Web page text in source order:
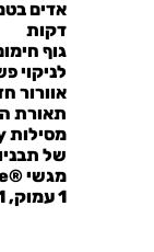
דקות
גוף
לניקוי
אוורור
תאורת
מסילות EasyEntry
של
מגשי ®InfiSpace
1 עמוק, 1 רשת)